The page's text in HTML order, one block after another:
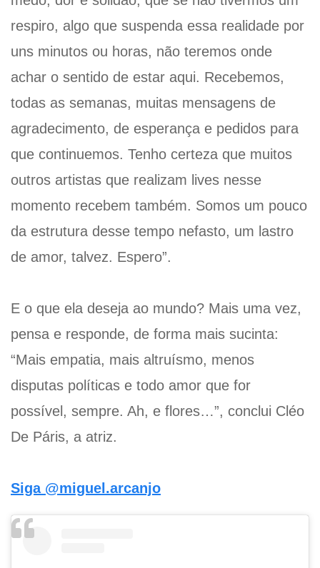
respiro, algo que suspenda essa realidade por
uns minutos ou horas, não teremos onde
achar o sentido de estar aqui. Recebemos,
todas as semanas, muitas mensagens de
agradecimento, de esperança e pedidos para
que continuemos. Tenho certeza que muitos
outros artistas que realizam lives nesse
momento recebem também. Somos um pouco
da estrutura desse tempo nefasto, um lastro
de amor, talvez. Espero”.
E o que ela deseja ao mundo? Mais uma vez,
pensa e responde, de forma mais sucinta:
“Mais empatia, mais altruísmo, menos
disputas políticas e todo amor que for
possível, sempre. Ah, e flores…”, conclui Cléo
De Páris, a atriz.
Siga @miguel.arcanjo